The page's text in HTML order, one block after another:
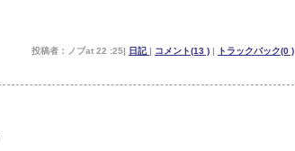
投稿者：ノブat 22 :25| 日記| コメント(13 ) | トラックバック(0 )